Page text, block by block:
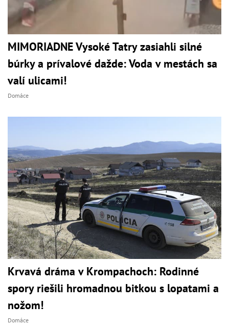
MIMORIADNE Vysoké Tatry zasiahli silné
búrky a prívalové dažde: Voda v mestách sa
valí ulicami!
Domáce
Krvavá dráma v Krompachoch: Rodinné
spory riešili hromadnou bitkou s lopatami a
nožom!
Domáce